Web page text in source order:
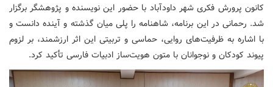
کانون پرورش فکری شهر داودآباد با حضور این نویسنده و پژوهشگر برگزار
شد. رحمانی در این برنامه، شاهنامه را پلی میان گذشته و آینده دانست و
با اشاره به ظرفیت‌های روایی، حماسی و تربیتی این اثر ارزشمند، بر لزوم
پیوند کودکان و نوجوانان با متون هویت‌ساز ادبیات فارسی تأکید کرد.